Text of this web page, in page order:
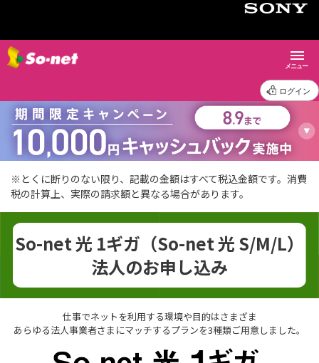
メニュー
ログイン
※とくに断りのない限り、記載の金額はすべて税込金額です。消費
税の計算上、実際の請求額と異なる場合があります。
So-net 光 1ギガ（So-net 光 S/M/L）
法人のお申し込み
仕事でネットを利用する環境や目的はさまざま
あらゆる法人事業者さまにマッチするプランを3種類ご用意しました。